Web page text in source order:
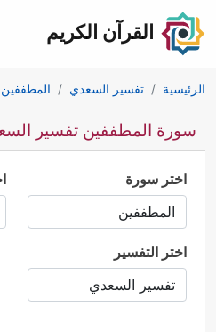
القرآن الكريم
الرئيسية تفسير السعدي المطففين
سورة المطففين تفسير السعدي
اختر سورة
اختر التفسير